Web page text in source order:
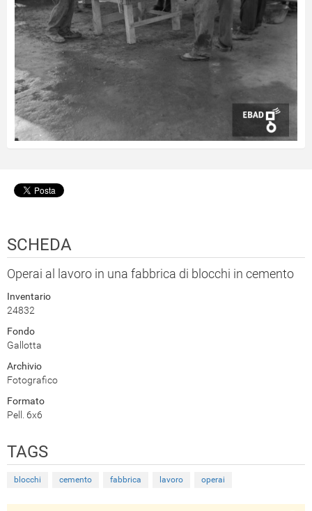
SCHEDA
Operai al lavoro in una fabbrica di blocchi in cemento
Inventario
24832
Fondo
Gallotta
Archivio
Fotografico
Formato
Pell. 6x6
TAGS
blocchi cemento fabbrica lavoro operai